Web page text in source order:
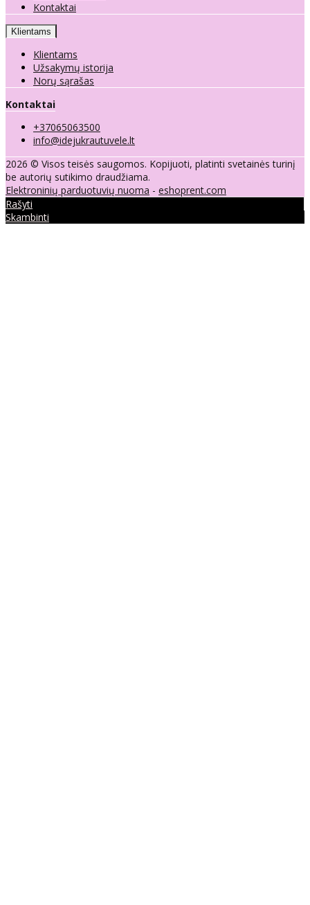
Kontaktai
Klientams
Klientams
Užsakymų istorija
Norų sąrašas
Kontaktai
+37065063500
info@idejukrautuvele.lt
2026 © Visos teisės saugomos. Kopijuoti, platinti svetainės turinį
be autorių sutikimo draudžiama.
Elektroninių parduotuvių nuoma - eshoprent.com
Rašyti
Skambinti